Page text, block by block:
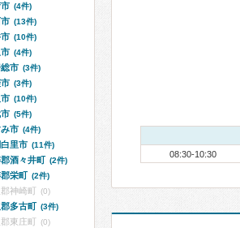
08:30-10:30
市 (4件)
(13件)
(10件)
(4件)
市 (3件)
市 (3件)
(10件)
(5件)
市 (4件)
里市 (11件)
酒々井町 (2件)
栄町 (2件)
神崎町 (0)
多古町 (3件)
東庄町 (0)